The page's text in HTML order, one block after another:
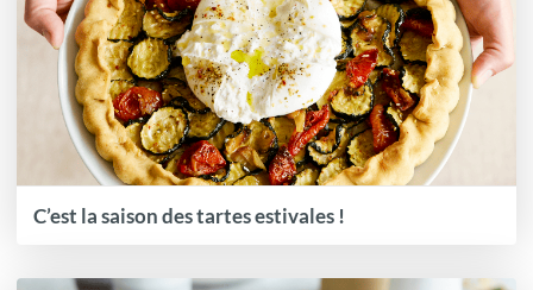
C’est la saison des tartes estivales !